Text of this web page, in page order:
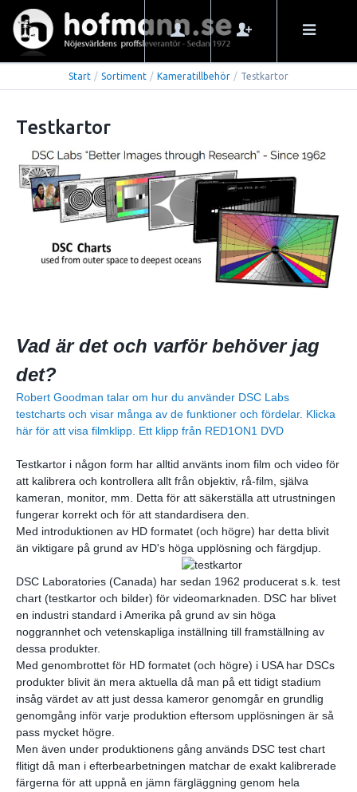
Start / Sortiment / Kameratillbehör / Testkartor
Testkartor
Vad är det och varför behöver jag
det?
Robert Goodman talar om hur du använder DSC Labs
testcharts och visar många av de funktioner och fördelar. Klicka
här för att visa filmklipp. Ett klipp från RED1ON1 DVD
Testkartor i någon form har alltid använts inom film och video för
att kalibrera och kontrollera allt från objektiv, rå-film, själva
kameran, monitor, mm. Detta för att säkerställa att utrustningen
fungerar korrekt och för att standardisera den.
Med introduktionen av HD formatet (och högre) har detta blivit
än viktigare på grund av HD's höga upplösning och färgdjup.
DSC Laboratories (Canada) har sedan 1962 producerat s.k. test
chart (testkartor och bilder) för videomarknaden. DSC har blivet
en industri standard i Amerika på grund av sin höga
noggrannhet och vetenskapliga inställning till framställning av
dessa produkter.
Med genombrottet för HD formatet (och högre) i USA har DSCs
produkter blivit än mera aktuella då man på ett tidigt stadium
insåg värdet av att just dessa kameror genomgår en grundlig
genomgång inför varje produktion eftersom upplösningen är så
pass mycket högre.
Men även under produktionens gång används DSC test chart
flitigt då man i efterbearbetningen matchar de exakt kalibrerade
färgerna för att uppnå en jämn färgläggning genom hela